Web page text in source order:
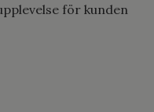
för kunden